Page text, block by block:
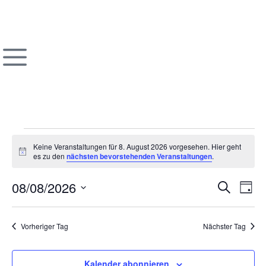
Hinweis
Keine Veranstaltungen für 8. August 2026 vorgesehen. Hier geht
es zu den nächsten bevorstehenden Veranstaltungen.
und
SucheTag
08/08/2026
wählen.
Vorheriger Tag Nächster Tag
Kalender abonnieren